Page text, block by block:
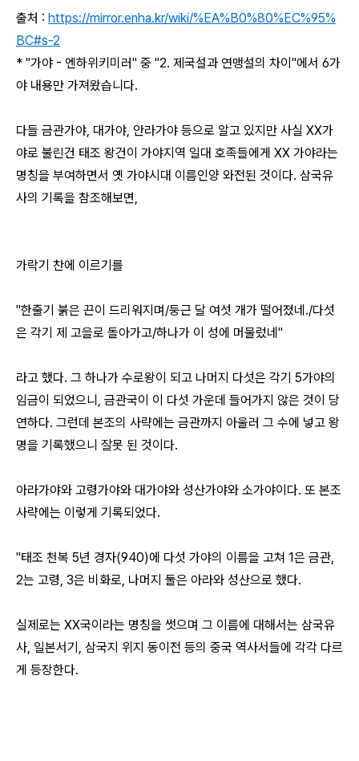
출처 : https://mirror.enha.kr/wiki/%EA%B0%80%EC%95%
BC#s-2
* "가야 - 엔하위키미러" 중 "2. 제국설과 연맹설의 차이"에서 6가
야 내용만 가져왔습니다.
다들 금관가야, 대가야, 안라가야 등으로 알고 있지만 사실 XX가
야로 불린건 태조 왕건이 가야지역 일대 호족들에게 XX 가야라는
명칭을 부여하면서 옛 가야시대 이름인양 와전된 것이다. 삼국유
사의 기록을 참조해보면,
가락기 찬에 이르기를
"한줄기 붉은 끈이 드리워지며/둥근 달 여섯 개가 떨어졌네./다섯
은 각기 제 고을로 돌아가고/하나가 이 성에 머물렀네"
라고 했다. 그 하나가 수로왕이 되고 나머지 다섯은 각기 5가야의
임금이 되었으니, 금관국이 이 다섯 가운데 들어가지 않은 것이 당
연하다. 그런데 본조의 사략에는 금관까지 아울러 그 수에 넣고 왕
명을 기록했으니 잘못 된 것이다.
아라가야와 고령가야와 대가야와 성산가야와 소가야이다. 또 본조
사략에는 이렇게 기록되었다.
"태조 천복 5년 경자(940)에 다섯 가야의 이름을 고쳐 1은 금관,
2는 고령, 3은 비화로, 나머지 둘은 아라와 성산으로 했다.
실제로는 XX국이라는 명칭을 썻으며 그 이름에 대해서는 삼국유
사, 일본서기, 삼국지 위지 동이전 등의 중국 역사서들에 각각 다르
게 등장한다.